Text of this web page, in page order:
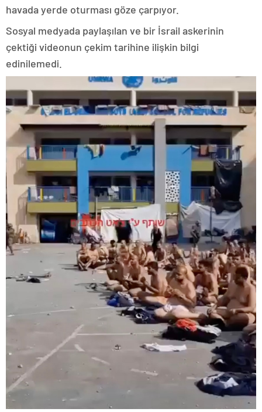
havada yerde oturması göze çarpıyor.
Sosyal medyada paylaşılan ve bir İsrail askerinin
çektiği videonun çekim tarihine ilişkin bilgi
edinilemedi.